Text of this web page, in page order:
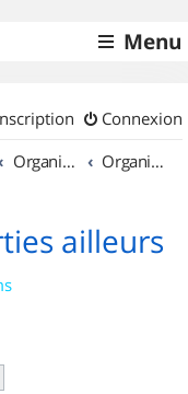
Menu
Connexion
Organisation de sorties & Recherche de partenaires Organisation de sorties ailleurs
ailleurs